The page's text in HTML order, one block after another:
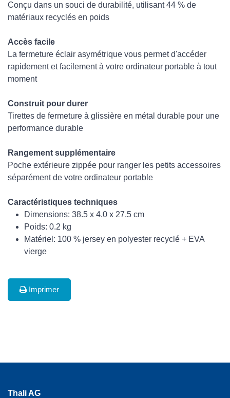
Conçu dans un souci de durabilité, utilisant 44 % de
matériaux recyclés en poids
Accès facile
La fermeture éclair asymétrique vous permet d'accéder
rapidement et facilement à votre ordinateur portable à tout
moment
Construit pour durer
Tirettes de fermeture à glissière en métal durable pour une
performance durable
Rangement supplémentaire
Poche extérieure zippée pour ranger les petits accessoires
séparément de votre ordinateur portable
Caractéristiques techniques
Dimensions: 38.5 x 4.0 x 27.5 cm
Poids: 0.2 kg
Matériel: 100 % jersey en polyester recyclé + EVA
vierge
Imprimer
Thali AG